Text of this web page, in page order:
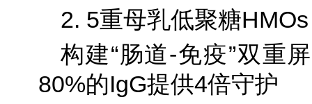
2. 5重母乳低聚糖
构建“肠道-免疫”双重
80%的IgG提供4倍守护